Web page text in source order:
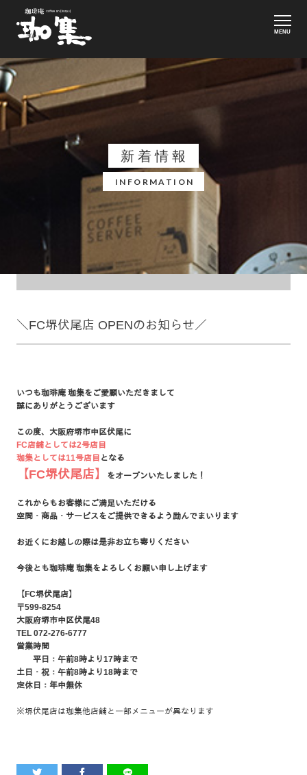
MENU
新着情報
INFORMATION
＼FC堺伏尾店 OPENのお知らせ／
いつも珈琲庵 珈集を ご愛顧いただきまして
誠にありがとうございます
この度、大阪府堺市中区伏尾に
FC店舗としては2号店目
珈集としては11号店目 となる
【FC堺伏尾店】 をオープンいたしました！
これからもお客様に ご満足いただける
空間・商品・サービスを ご提供できるよう励んでまいります
お近くにお越しの際は是非お立ち寄りください
今後とも珈琲庵 珈集をよろしくお願い申し上げます
【FC堺伏尾店】
〒599-8254
大阪府堺市中区伏尾48
TEL 072-276-6777
営業時間
平日：午前8時より17時まで
土日・祝：午前8時より18時まで
定休日：年中無休
※堺伏尾店は珈集他店舗と一部メニューが異なります